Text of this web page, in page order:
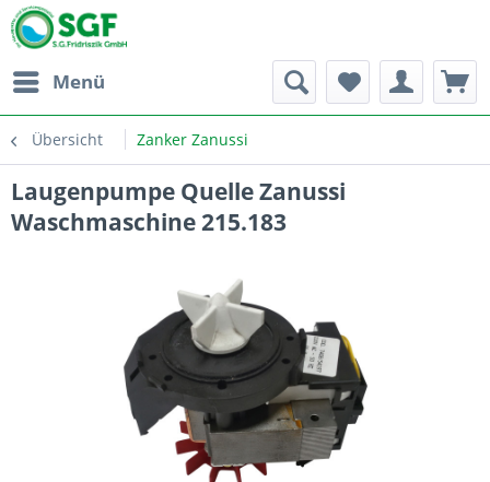
Menü
Übersicht Zanker Zanussi
Laugenpumpe Quelle Zanussi
Waschmaschine 215.183